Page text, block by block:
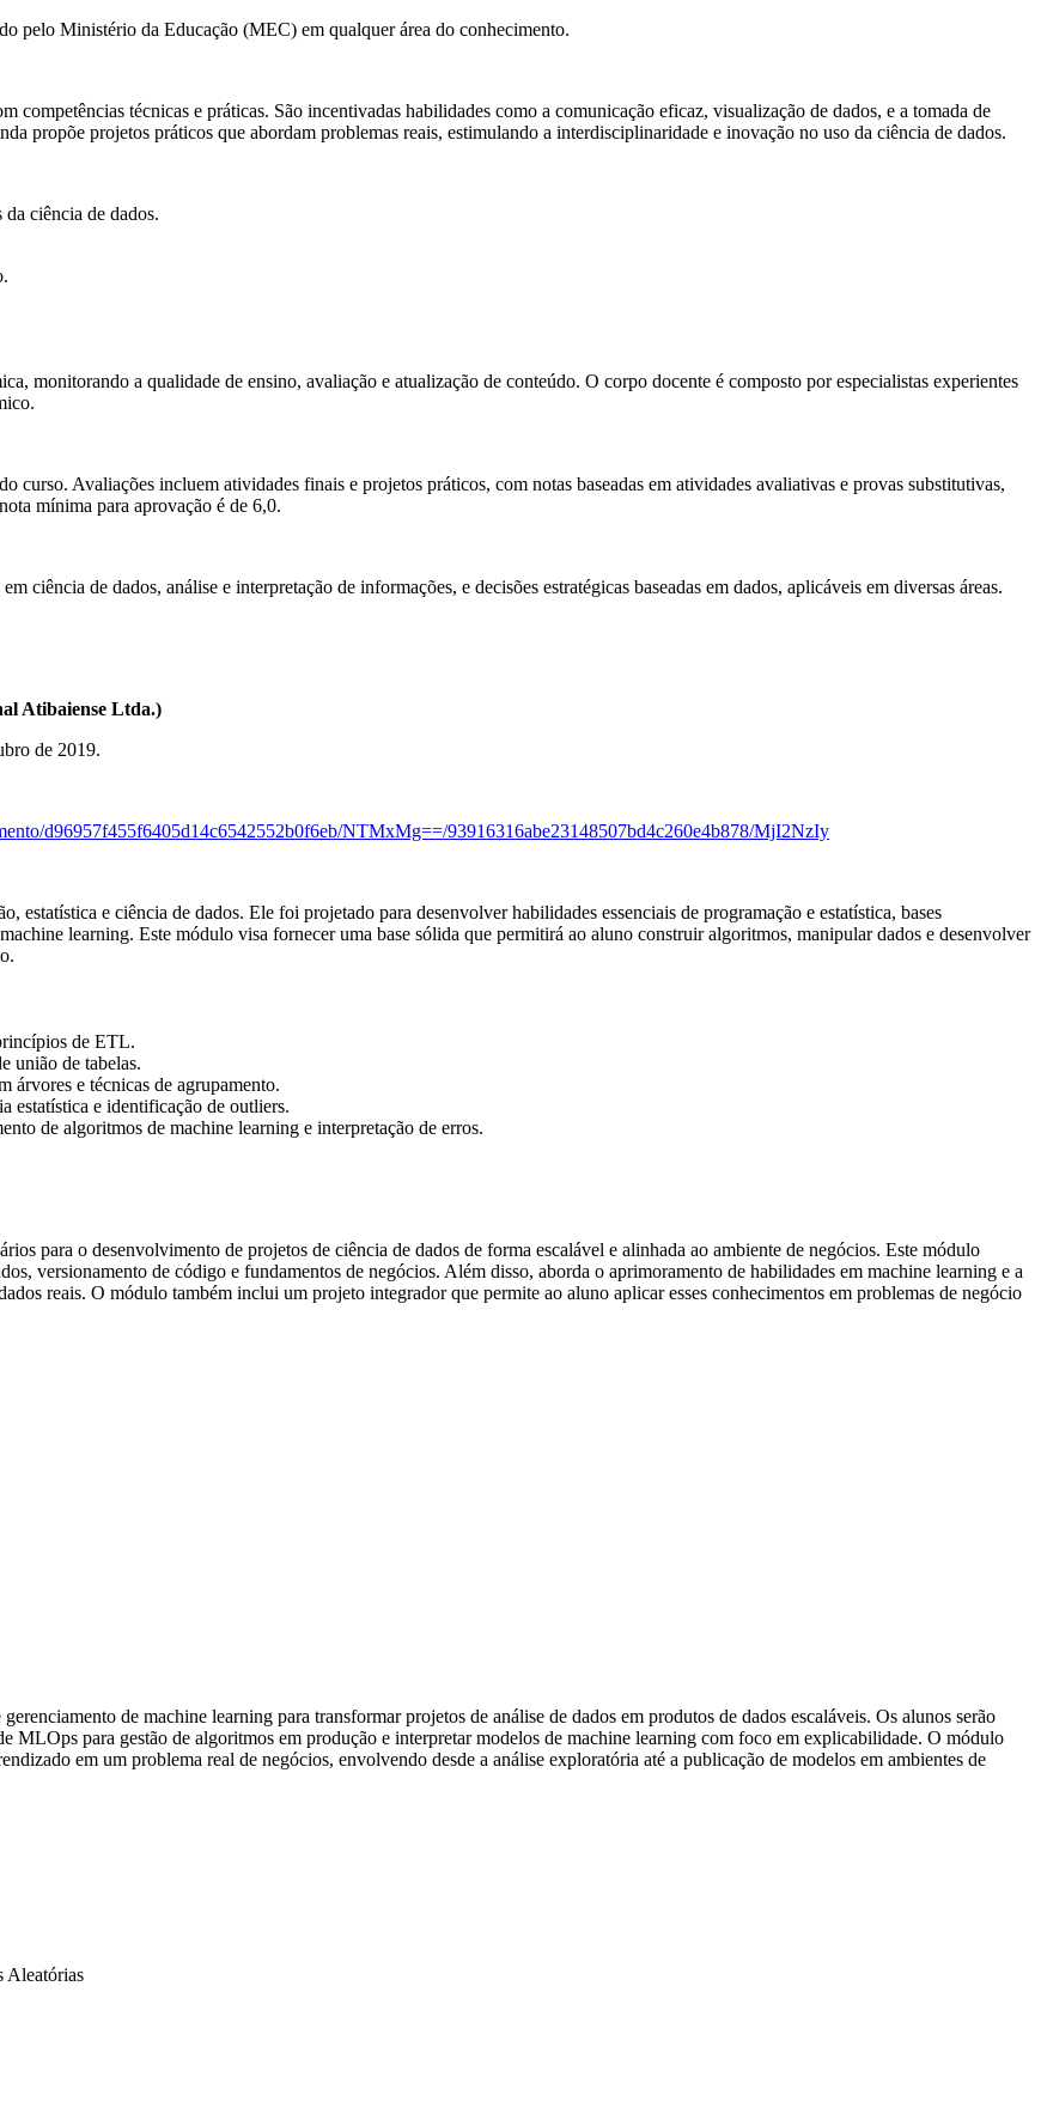
pelo Ministério da Educação (MEC) em qualquer área do conhecimento.
competências técnicas e práticas. São incentivadas habilidades como a comunicação eficaz, visualização de dados, e a tomada de
propõe projetos práticos que abordam problemas reais, estimulando a interdisciplinaridade e inovação no uso da ciência de dados.
ciência de dados.
monitorando a qualidade de ensino, avaliação e atualização de conteúdo. O corpo docente é composto por especialistas experientes
Avaliações incluem atividades finais e projetos práticos, com notas baseadas em atividades avaliativas e provas substitutivas,
mínima para aprovação é de 6,0.
ciência de dados, análise e interpretação de informações, e decisões estratégicas baseadas em dados, aplicáveis em diversas áreas.
Atibaiense Ltda.)
de 2019.
d96957f455f6405d14c6542552b0f6eb/NTMxMg==/93916316abe23148507bd4c260e4b878/MjI2NzIy
estatística e ciência de dados. Ele foi projetado para desenvolver habilidades essenciais de programação e estatística, bases
learning. Este módulo visa fornecer uma base sólida que permitirá ao aluno construir algoritmos, manipular dados e desenvolver
de ETL.
união de tabelas.
árvores e técnicas de agrupamento.
estatística e identificação de outliers.
de algoritmos de machine learning e interpretação de erros.
para o desenvolvimento de projetos de ciência de dados de forma escalável e alinhada ao ambiente de negócios. Este módulo
versionamento de código e fundamentos de negócios. Além disso, aborda o aprimoramento de habilidades em machine learning e a
reais. O módulo também inclui um projeto integrador que permite ao aluno aplicar esses conhecimentos em problemas de negócio
de machine learning para transformar projetos de análise de dados em produtos de dados escaláveis. Os alunos serão
MLOps para gestão de algoritmos em produção e interpretar modelos de machine learning com foco em explicabilidade. O módulo
em um problema real de negócios, envolvendo desde a análise exploratória até a publicação de modelos em ambientes de
Aleatórias